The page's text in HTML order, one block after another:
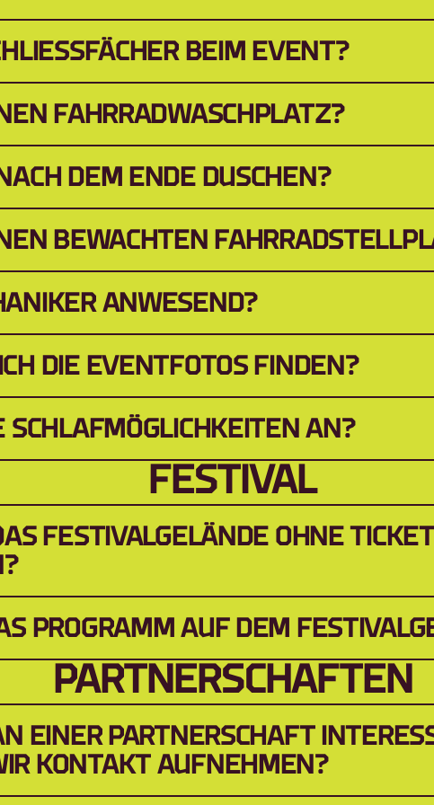
BEIM EVENT?
FAHRRADWASCHPLATZ?
DEM ENDE DUSCHEN?
BEWACHTEN
ANWESEND?
DIE EVENTFOTOS FINDEN?
SCHLAFMÖGLICHKEITEN AN?
FESTIVAL
FESTIVALGELÄNDE OHNE TICKET
PROGRAMM AUF DEM
PARTNERSCHAFTEN
EINER PARTNERSCHAFT
KONTAKT AUFNEHMEN?